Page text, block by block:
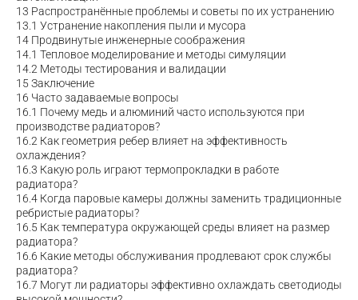
13 Распространённые проблемы и советы по их устранению
13.1 Устранение накопления пыли и мусора
14 Продвинутые инженерные соображения
14.1 Тепловое моделирование и методы симуляции
14.2 Методы тестирования и валидации
15 Заключение
16 Часто задаваемые вопросы
16.1 Почему медь и алюминий часто используются при
производстве радиаторов?
16.2 Как геометрия ребер влияет на эффективность
охлаждения?
16.3 Какую роль играют термопрокладки в работе
радиатора?
16.4 Когда паровые камеры должны заменить традиционные
ребристые радиаторы?
16.5 Как температура окружающей среды влияет на размер
радиатора?
16.6 Какие методы обслуживания продлевают срок службы
радиатора?
16.7 Могут ли радиаторы эффективно охлаждать светодиоды